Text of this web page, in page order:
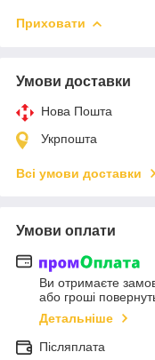
Приховати
Умови доставки
Нова Пошта
Укрпошта
Всі умови доставки
Умови оплати
Ви отримаєте
або гроші
Детальніше
Післяплата